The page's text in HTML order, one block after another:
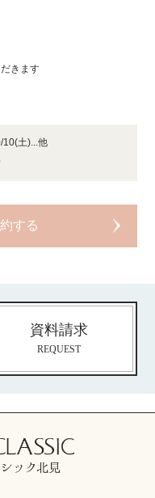
きます
10(土)...他
資料請求
REQUEST